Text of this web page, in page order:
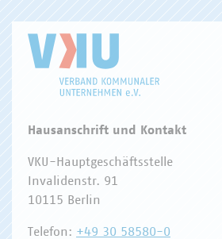
Hausanschrift und Kontakt
VKU-Hauptgeschäftsstelle
Invalidenstr. 91
10115 Berlin
Telefon: +49 30 58580-0